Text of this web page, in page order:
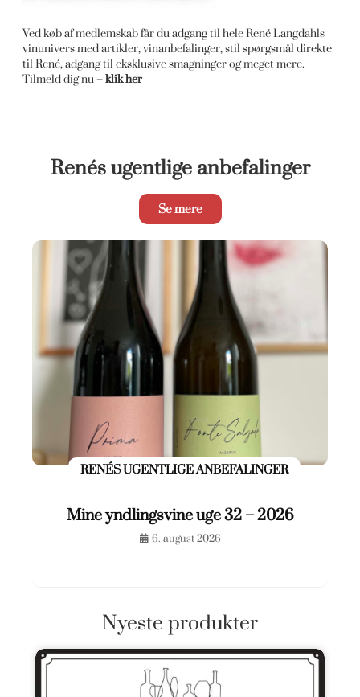
Ved køb af medlemskab får du adgang til hele René Langdahls
vinunivers med artikler, vinanbefalinger, stil spørgsmål direkte
til René, adgang til eksklusive smagninger og meget mere.
Tilmeld dig nu –klik her
Renés ugentlige anbefalinger
Se mere
RENÉS UGENTLIGE ANBEFALINGER
Mine yndlingsvine uge 32 – 2026
6. august 2026
Nyeste produkter